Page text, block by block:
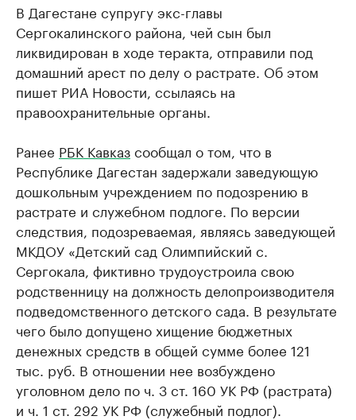
В Дагестане супругу экс-главы
Сергокалинского района, чей сын был
ликвидирован в ходе теракта, отправили под
домашний арест по делу о растрате. Об этом
пишет РИА Новости, ссылаясь на
правоохранительные органы.
Ранее РБК Кавказсообщал о том, что в
Республике Дагестан задержали заведующую
дошкольным учреждением по подозрению в
растрате и служебном подлоге. По версии
следствия, подозреваемая, являясь заведующей
МКДОУ «Детский сад Олимпийский с.
Сергокала, фиктивно трудоустроила свою
родственницу на должность делопроизводителя
подведомственного детского сада. В результате
чего было допущено хищение бюджетных
денежных средств в общей сумме более 121
тыс. руб. В отношении нее возбуждено
уголовном дело по ч. 3 ст. 160 УК РФ (растрата)
и ч. 1 ст. 292 УК РФ (служебный подлог).